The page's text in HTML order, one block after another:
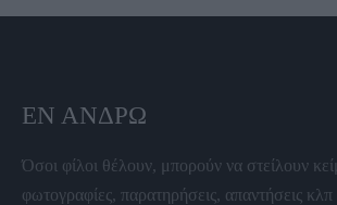
ΕΝ ΆΝΔΡΩ
Όσοι φίλοι θέλουν, μπορούν να στείλουν
φωτογραφίες, παρατηρήσεις, απαντήσεις